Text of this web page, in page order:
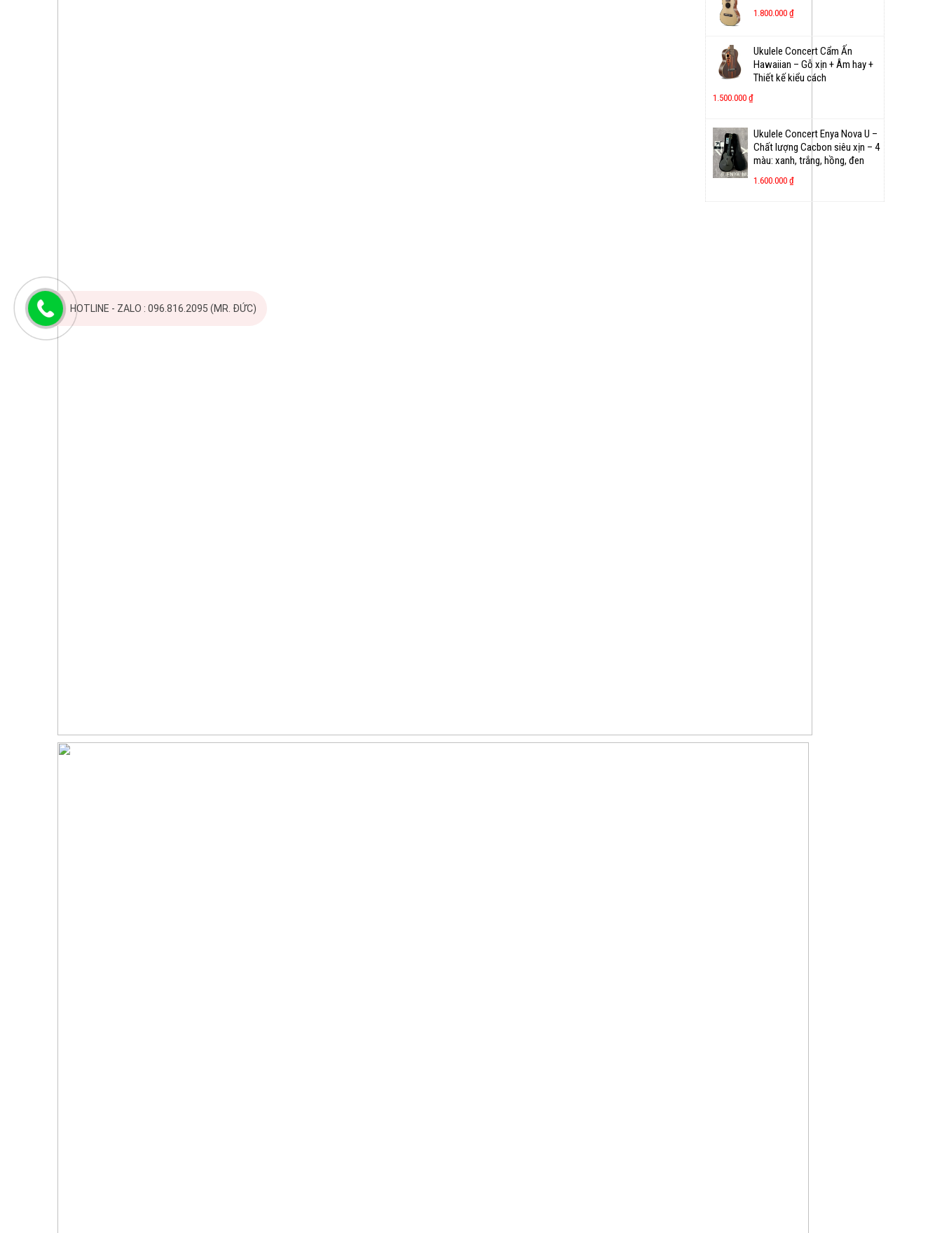
1.800.000 ₫
Ukulele Concert Cẩm Ấn
Hawaiian – Gỗ xịn + Âm hay +
Thiết kế kiểu cách
1.500.000 ₫
Ukulele Concert Enya Nova U –
Chất lượng Cacbon siêu xịn – 4
màu: xanh, trắng, hồng, đen
1.600.000 ₫
HOTLINE - ZALO : 096.816.2095 (MR. ĐỨC)